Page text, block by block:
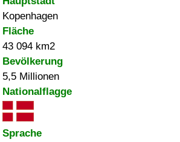
Kopenhagen
Fläche
43 094 km2
Bevölkerung
5,5 Millionen
Nationalflagge
Sprache